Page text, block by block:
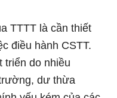
TTTT là cần thiết
điều hành CSTT.
triển do nhiều
dư thừa